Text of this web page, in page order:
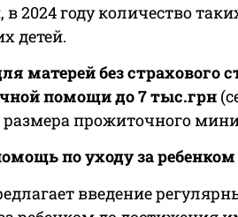
2024 году количество
детей.
матерей без страхового
помощи до 7 тыс.грн
размера прожиточного
по уходу за ребенком
введение